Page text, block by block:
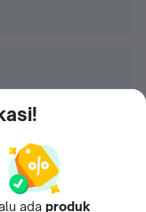
ada produk